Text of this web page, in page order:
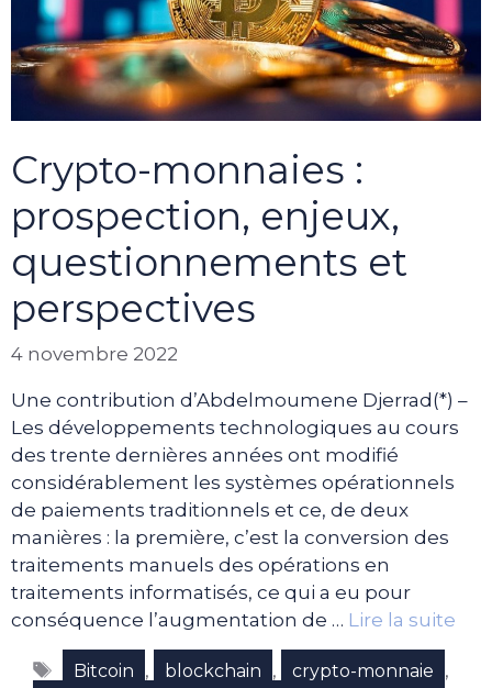
Crypto-monnaies :
prospection, enjeux,
questionnements et
perspectives
4 novembre 2022
Une contribution d’Abdelmoumene Djerrad(*) –
Les développements technologiques au cours
des trente dernières années ont modifié
considérablement les systèmes opérationnels
de paiements traditionnels et ce, de deux
manières : la première, c’est la conversion des
traitements manuels des opérations en
traitements informatisés, ce qui a eu pour
conséquence l’augmentation de … Lire la suite
Étiquettes
Bitcoin , blockchain , crypto-monnaie ,